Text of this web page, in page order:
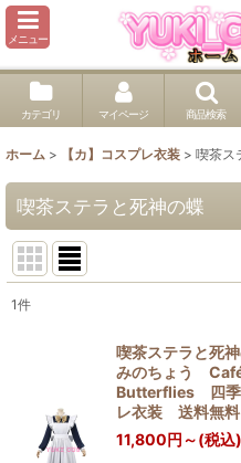
メニュー
カテゴリ マイページ 商品検索
ホーム > 【カ】コスプレ衣装 > 喫茶ス
喫茶ステラと死神の蝶
絞
1件
喫茶ステラと死
みのちょう
Butterflies 四
レ衣装 送料無料
11,800円 ～(税込)